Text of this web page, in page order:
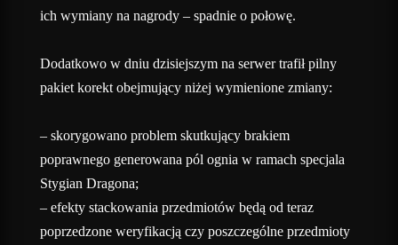
ich wymiany na nagrody – spadnie o połowę.
Dodatkowo w dniu dzisiejszym na serwer trafił pilny
pakiet korekt obejmujący niżej wymienione zmiany:
– skorygowano problem skutkujący brakiem
poprawnego generowana pól ognia w ramach specjala
Stygian Dragona;
– efekty stackowania przedmiotów będą od teraz
poprzedzone weryfikacją czy poszczególne przedmioty